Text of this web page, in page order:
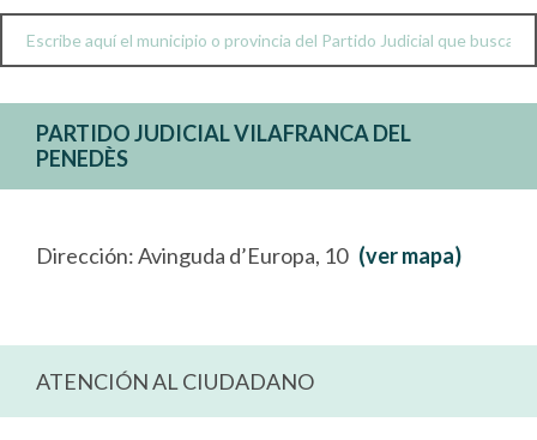
PARTIDO JUDICIAL VILAFRANCA DEL
PENEDÈS
Dirección: Avinguda d’Europa, 10 (ver mapa)
ATENCIÓN AL CIUDADANO